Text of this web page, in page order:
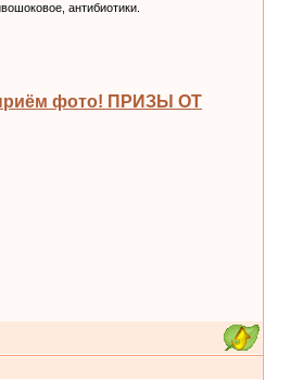
антибиотики.
фото! ПРИЗЫ ОТ